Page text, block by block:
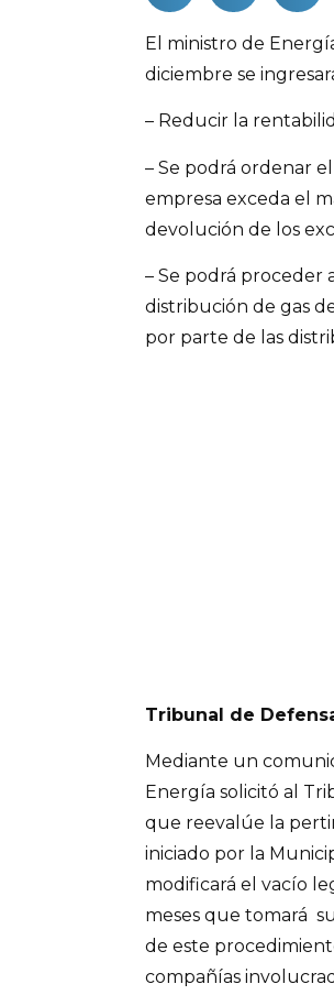
El ministro de
diciembre se
– Reducir la
– Se podrá ordenar
empresa exceda el
devolución de los
– Se podrá proceder
distribución de gas
por parte de las
Tribunal de
Mediante un
Energía solicitó al
que reevalúe la
iniciado por la
modificará el vacío
meses que tomará
de este
compañías